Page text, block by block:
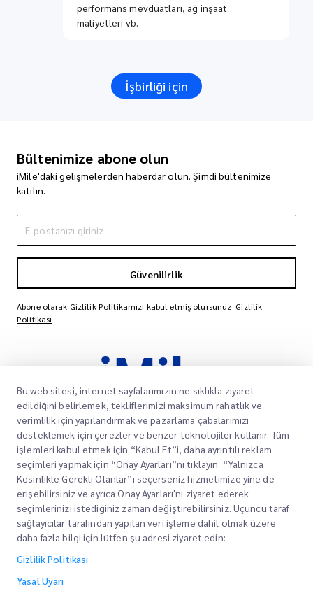
performans mevduatları, ağ inşaat
maliyetleri vb.
İşbirliği için
Bültenimize abone olun
iMile'daki gelişmelerden haberdar olun. Şimdi bültenimize
katılın.
Güvenilirlik
Abone olarak Gizlilik Politikamızı kabul etmiş olursunuz Gizlilik
Politikası
Müşterilerimizin paketlerinin varış noktalarına
zamanında ve güvenli bir şekilde ulaşmasını
sağlamak, onlara güven ve gönül rahatlığı
sağlamak için güvenilir hizmetler sunmaya
kendimizi adadık.
Ofis Yerleri
Teklif Alın
Hakkımızda
Teknoloji odaklı
Bu web sitesi, internet sayfalarımızın ne sıklıkla ziyaret
edildiğini belirlemek, tekliflerimizi maksimum rahatlık ve
verimlilik için yapılandırmak ve pazarlama çabalarımızı
desteklemek için çerezler ve benzer teknolojiler kullanır. Tüm
işlemleri kabul etmek için “Kabul Et”i, daha ayrıntılı reklam
seçimleri yapmak için “Onay Ayarları”nı tıklayın. “Yalnızca
Kesinlikle Gerekli Olanlar”ı seçerseniz hizmetimize yine de
erişebilirsiniz ve ayrıca Onay Ayarları'nı ziyaret ederek
seçimlerinizi istediğiniz zaman değiştirebilirsiniz. Üçüncü taraf
sağlayıcılar tarafından yapılan veri işleme dahil olmak üzere
daha fazla bilgi için lütfen şu adresi ziyaret edin:
Gizlilik Politikası
Yasal Uyarı